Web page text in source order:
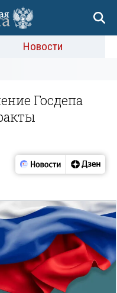
Новости
Госдепа